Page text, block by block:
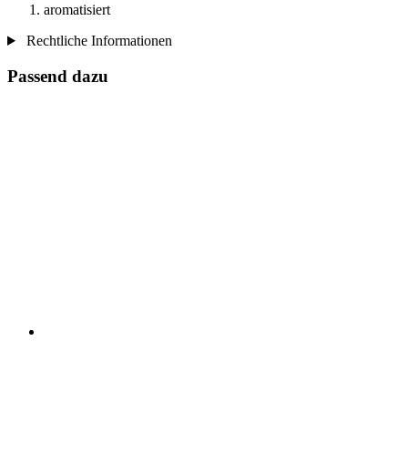
aromatisiert
Rechtliche Informationen
Passend dazu